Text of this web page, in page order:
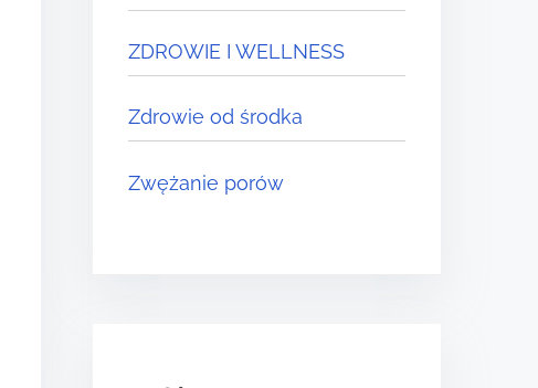
ZDROWIE I WELLNESS
Zdrowie od środka
Zwężanie porów